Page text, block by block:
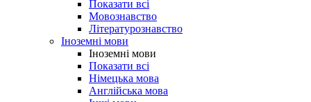
Показати всі
Мовознавство
Літературознавство
Іноземні мови
Іноземні мови
Показати всі
Німецька мова
Англійська мова